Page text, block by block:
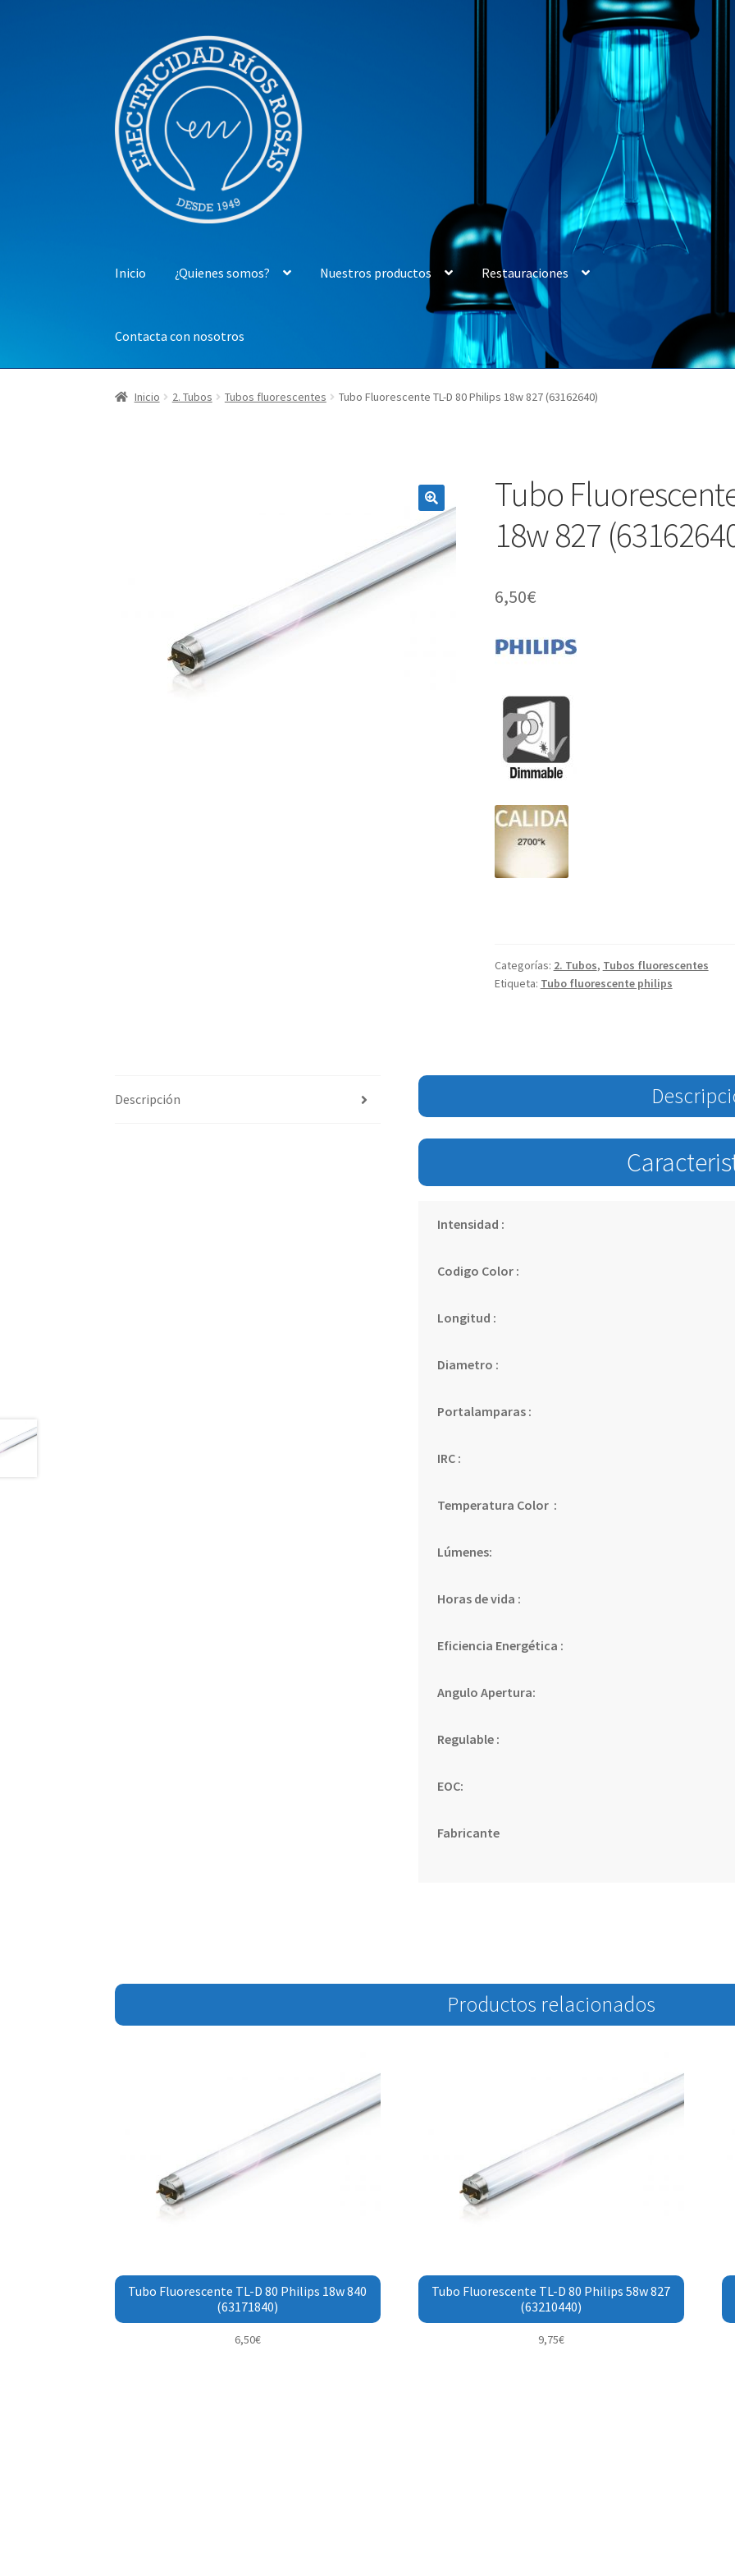
la
navegación
contenido
Inicio ¿Quienes somos? Nuestros productos Restauraciones
Contacta con nosotros
Inicio 2. Tubos Tubos fluorescentes Tubo Fluorescente TL-D 80 Philips 18w 827 (63162640)
Tubo
18w 827
6,50€
Categorías: 2. Tubos, Tubos fluorescentes
Etiqueta: Tubo fluorescente philips
Descripción
Intensidad :
Codigo Color :
Longitud :
Diametro :
Portalamparas :
IRC :
Temperatura Color :
Lúmenes:
Horas de vida :
Eficiencia Energética :
Angulo Apertura:
Regulable :
EOC:
Fabricante
Productos relacionados
Tubo Fluorescente TL-D 80 Philips 18w 840
(63171840)
6,50€
Tubo Fluorescente TL-D 80 Philips 58w 827
(63210440)
9,75€